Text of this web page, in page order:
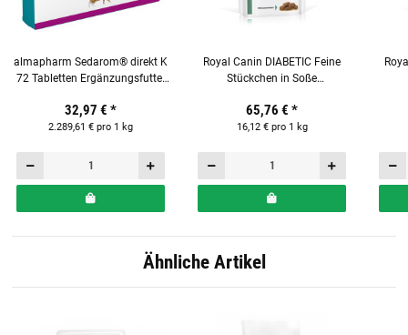
almapharm Sedarom® direkt K
72 Tabletten Ergänzungsfutter
32,97 € *
2.289,61 € pro 1 kg
Royal Canin DIABETIC Feine
Stückchen in Soße
Katzen
65,76 € *
16,12 € pro 1 kg
Ähnliche Artikel